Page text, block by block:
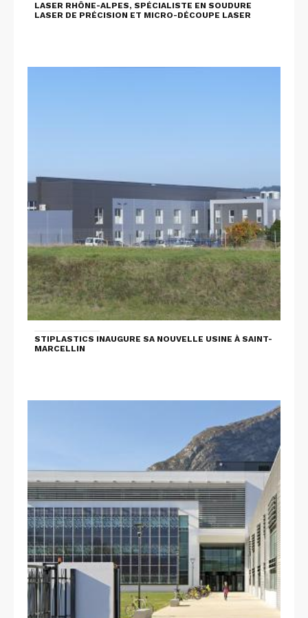
LASER RHÔNE-ALPES, SPÉCIALISTE EN SOUDURE
LASER DE PRÉCISION ET MICRO-DÉCOUPE LASER
STIPLASTICS INAUGURE SA NOUVELLE USINE À SAINT-
MARCELLIN